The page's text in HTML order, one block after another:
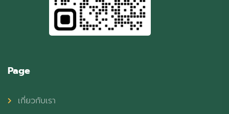
Page
เกี่ยวกับเรา